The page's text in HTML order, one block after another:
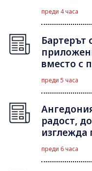
преди 4 часа
Бартерът
вместо с
преди 5 часа
радост,
изглежда
преди 6 часа